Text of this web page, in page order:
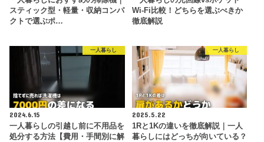
スティック型・軽量・収納コンパ
クトで選ぶポ…
Wi-Fi比較！どちらを選ぶべきか
徹底解説
一人暮らし
2024.6.15
一人暮らしの引越し前に不用品を
処分する方法【費用・手間別に解
一人暮らし
2025.5.22
1Rと1Kの違いを徹底解説｜一人
暮らしにはどっちが向いている？